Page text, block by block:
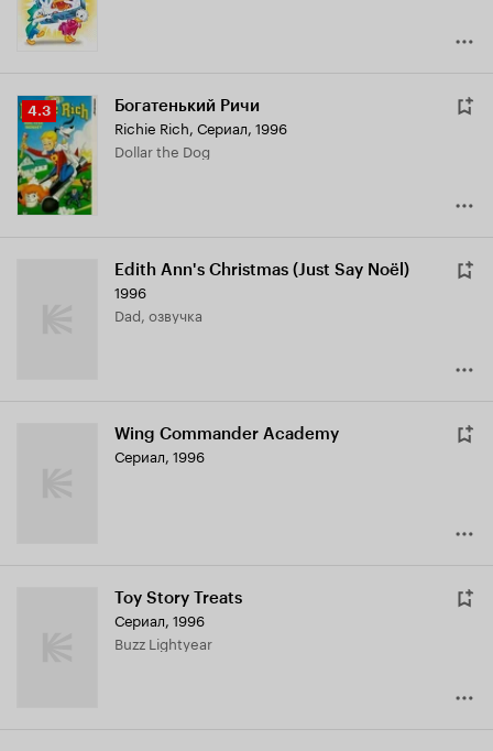
Рейтинг
Кинопоиска
4.3
4.3 Богатенький Ричи
Richie Rich, Сериал, 1996
Dollar the Dog
Edith Ann's Christmas (Just Say Noël)
1996
Dad, озвучка
Wing Commander Academy
Сериал, 1996
Toy Story Treats
Сериал, 1996
Buzz Lightyear